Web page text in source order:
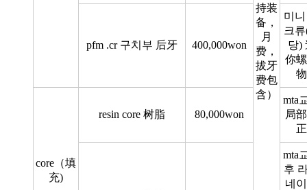
持装
备，
月
费，
拔牙
费包
含）
pfm .cr 구치부 后牙 400,000won
미
크
당)
你
物
core（填
充)
resin core 树脂 80,000won
mta
局
正
mta
후
네